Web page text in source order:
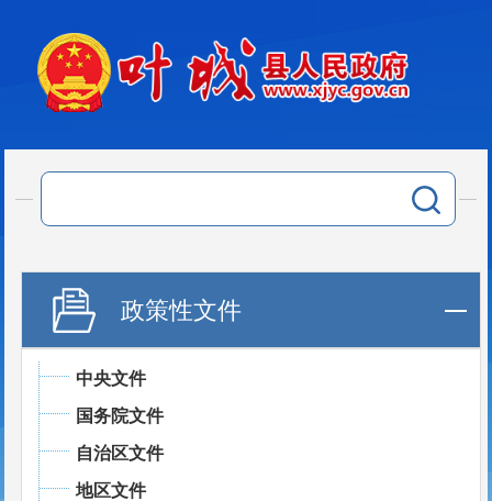
政策性文件
中央文件
国务院文件
自治区文件
地区文件